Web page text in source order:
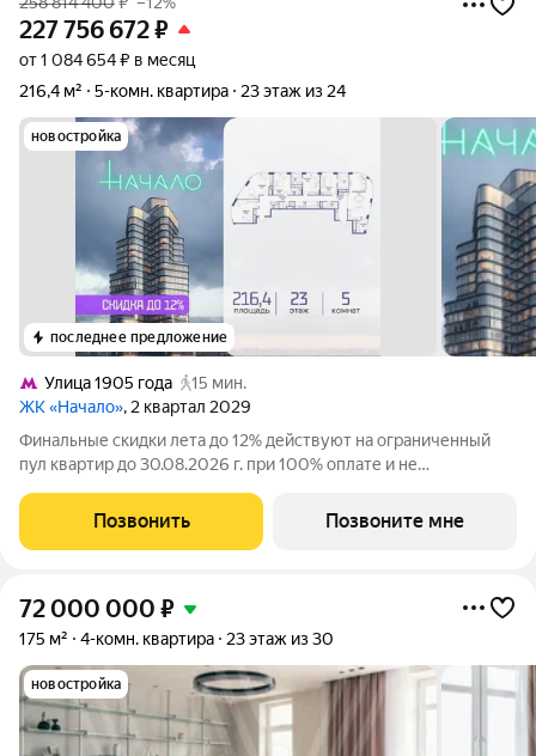
227 756 672₽
от 1 084 654 ₽ в месяц
216,4 м²
5-комн. квартира 23 этаж из 24
новостройка
последнее предложение
Улица 1905 года
15 мин.
ЖК «Начало», 2 квартал 2029
Финальные скидки лета до 12% действуют на ограниченный
пул квартир до 30.08.2026 г. при 100% оплате и не
перекрестке делового и исторического центров Москвы,
продается многокомнатная квартира
Позвонить Позвоните мне
72 000 000 ₽
175 м² 4-комн. квартира 23 этаж из 30
новостройка